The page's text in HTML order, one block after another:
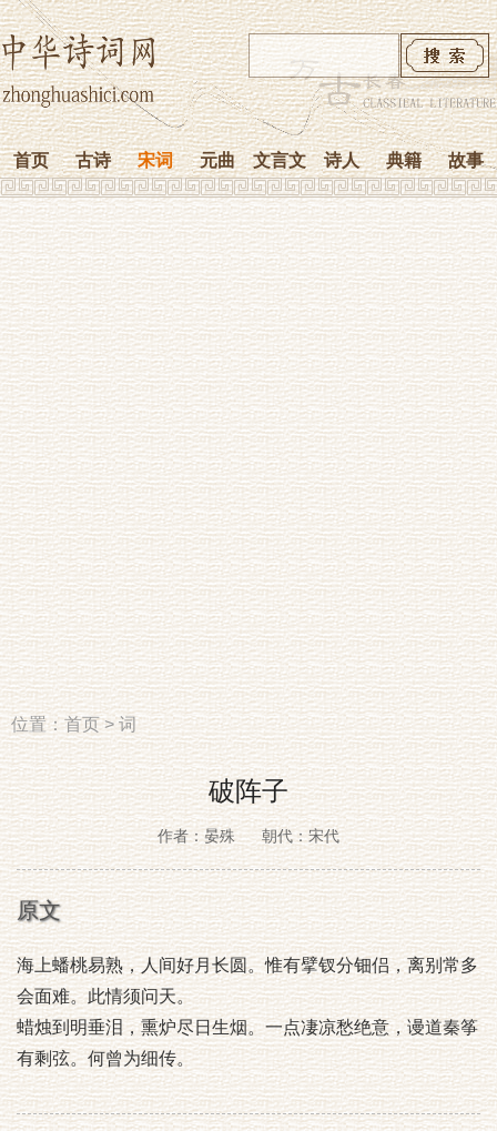
首页 古诗 宋词 元曲 文言文 诗人 典籍 故事
位置：首页>词
破阵子
作者：晏殊 朝代：宋代
原文
海上蟠桃易熟，人间好月长圆。惟有擘钗分钿侣，离别常多
会面难。此情须问天。
蜡烛到明垂泪，熏炉尽日生烟。一点凄凉愁绝意，谩道秦筝
有剩弦。何曾为细传。